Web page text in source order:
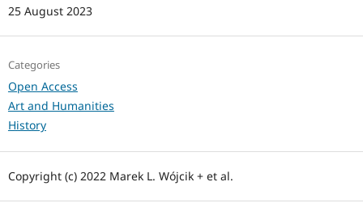
25 August 2023
Categories
Open Access
Art and Humanities
History
Copyright (c) 2022 Marek L. Wójcik + et al.